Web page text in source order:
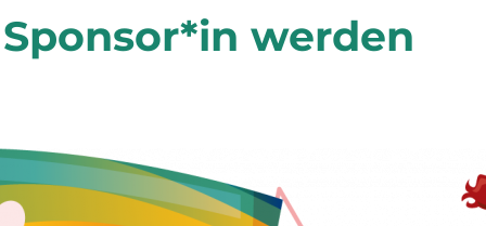
Sponsor*in werden